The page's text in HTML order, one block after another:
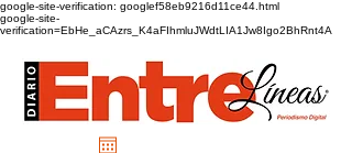
google-site-verification: googlef58eb9216d11ce44.html
google-site-
verification=EbHe_aCAzrs_K4aFIhmluJWdtLIA1Jw8Igo2BhRnt4A